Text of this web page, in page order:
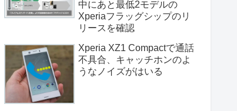
中にあと最低2モデルの
Xperiaフラッグシップのリ
リースを確認
Xperia XZ1 Compactで通話
不具合、キャッチホンのよ
うなノイズがはいる